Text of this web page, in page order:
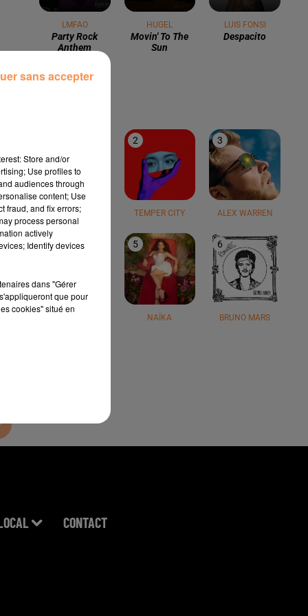
LMFAO
Party Rock
Anthem
HUGEL
Movin' To The
Sun
LUIS FONSI
Despacito
TEDDY SWIMS
2
TEMPER CITY
3
ALEX WARREN
4 5
NAÏKA
6
BRUNO MARS
CONTACT
Store and/or
Use profiles to
audiences through
content; Use
fraud, and fix errors;
process personal
actively
Identify devices
dans "Gérer
que pour
cookies" situé en
sans accepter